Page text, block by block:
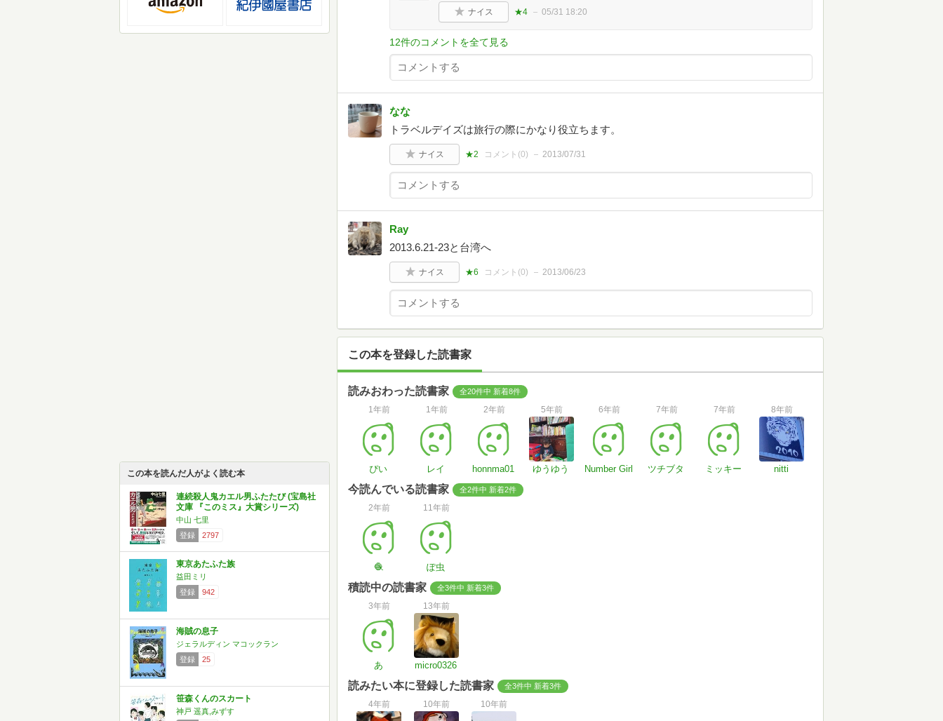
この本を読んだ人がよく読む本
連続殺人鬼カエル男ふたたび (宝島社
文庫 『このミス』大賞シリーズ)
中山 七里
登録
2797
東京あたふた族
益田ミリ
登録
942
海賊の息子
ジェラルディン マコックラン
登録
25
笹森くんのスカート
神戸 遥真,みずす
ナイス ★4 05/31 18:20
12件のコメントを全て見る
なな
トラベルデイズは旅行の際にかなり役立ちます。
ナイス ★2 コメント(0) 2013/07/31
Ray
2013.6.21-23と台湾へ
ナイス ★6 コメント(0) 2013/06/23
この本を登録した読書家
読みおわった読書家 全20件中 新着8件
1年前
ぴい
1年前
レイ
2年前
honnma01
5年前
ゆうゆう
6年前
Number Girl
7年前
ツチブタ
7年前
ミッキー
8年前
nitti
今読んでいる読書家 全2件中 新着2件
2年前
🧶
11年前
ぽ虫
積読中の読書家 全3件中 新着3件
3年前
あ
13年前
micro0326
読みたい本に登録した読書家 全3件中 新着3件
4年前 10年前 10年前